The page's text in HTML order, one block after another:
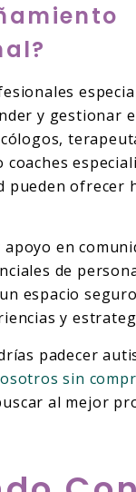
y gestionar
coaches
pueden ofrecer
apoyo en
de
espacio
y
padecer
sin
al mejor